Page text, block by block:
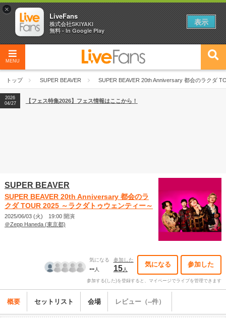
MENU
トップ SUPER BEAVER SUPER BEAVER 20th Anniversary 都会のラクダ
2026
04/27
2026
【ライブ動員ランキング】2026年上半期編発表！
2026
04/27
【フェス特集2026】フェス情報はここから！
SUPER BEAVER
SUPER BEAVER 20th Anniversary 都会のラ
クダ TOUR 2025 ～ラクダトゥウェンティー～
2025/06/03 (火) 19:00 開演
＠Zepp Haneda (東京都)
気になる
--人
参加した
15人
気になる 参加した
参加する(した)を登録すると、マイページでライブを管理できます
概要 セットリスト 会場 レビュー（--件）
×
LiveFans
株式会社SKIYAKI
無料 - In Google Play
表示